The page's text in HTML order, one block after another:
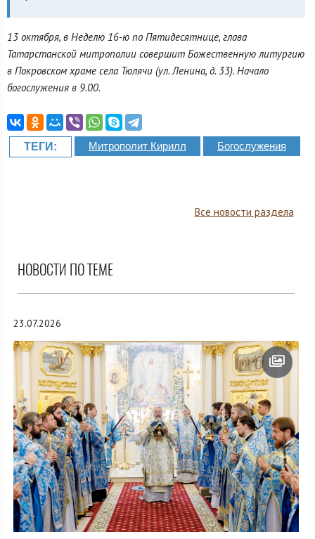
13 октября, в Неделю 16-ю по Пятидесятнице, глава
Татарстанской митрополии совершит Божественную литургию
в Покровском храме села Тюлячи (ул. Ленина, д. 33). Начало
богослужения в 9.00.
ТЕГИ: Митрополит Кирилл Богослужения
Все новости раздела
НОВОСТИ ПО ТЕМЕ
23.07.2026